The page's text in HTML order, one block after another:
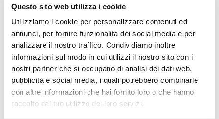
Questo sito web utilizza i cookie
Utilizziamo i cookie per personalizzare contenuti ed
annunci, per fornire funzionalità dei social media e per
analizzare il nostro traffico. Condividiamo inoltre
informazioni sul modo in cui utilizzi il nostro sito con i
nostri partner che si occupano di analisi dei dati web,
pubblicità e social media, i quali potrebbero combinarle
con altre informazioni che hai fornito loro o che hanno
raccolto dal tuo utilizzo dei loro servizi.
Caratteristiche
Capacity (ml) : 225
Outer diameter (mm) : 103,5
Stem diameter (mm) : 8
Stem length (mm) : 145
Total length (mm) : 194
Progettato per tutti i tipi di usi normali del laboratorio, questi
imbuti autoclavabili in plastica hanno un corpo con pareti
inclinate a 60° e superficie scanalata, con dimensioni
corrispondenti ai vari tipi di filtri, sia normali che pieghettati.
Prodotto idoneo al contatto con gli alimenti.
Vedi di più
Documentazione tecnica
TDS / Scheda tecnica
COA